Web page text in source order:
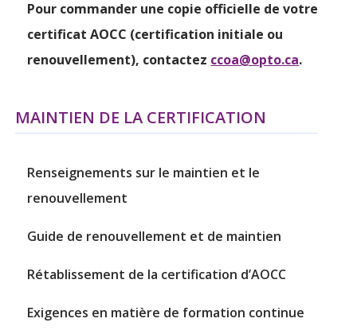
Pour commander une copie officielle de votre
certificat AOCC (certification initiale ou
renouvellement), contactez ccoa@opto.ca.
MAINTIEN DE LA CERTIFICATION
Renseignements sur le maintien et le
renouvellement
Guide de renouvellement et de maintien
Rétablissement de la certification d’AOCC
Exigences en matière de formation continue